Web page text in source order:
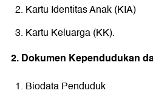
Kartu Identitas Anak (KIA)
Kartu Keluarga (KK).
2. Dokumen Kependudukan
Biodata Penduduk